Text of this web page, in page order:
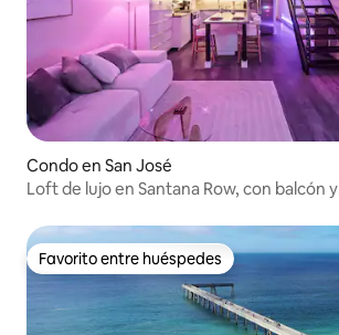
Condo en San José
Loft de lujo en Santana Row, con balcón y
Favorito entre huéspedes
Favorito entre huéspedes